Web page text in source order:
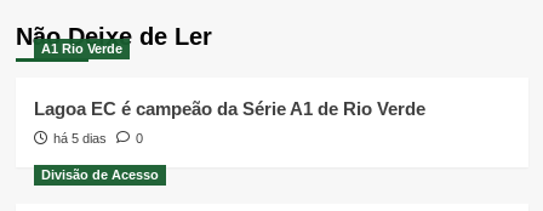
Não Deixe de Ler
A1 Rio Verde
Lagoa EC é campeão da Série A1 de Rio Verde
há 5 dias 0
Divisão de Acesso